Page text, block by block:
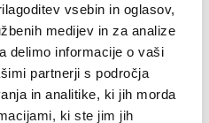
vsebin in oglasov,
medijev in za analize
delimo informacije o vaši
partnerji s področja
in analitike, ki jih morda
ki ste jim jih
krogih, kar je
pogled na vojno v
če kritiziraš ukrepe
si proticepilec; če